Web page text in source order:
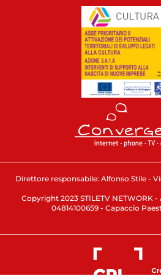
Direttore responsabile: Alfonso Stile -
Copyright 2023 STILETV NETWORK
04814100659 - Capaccio